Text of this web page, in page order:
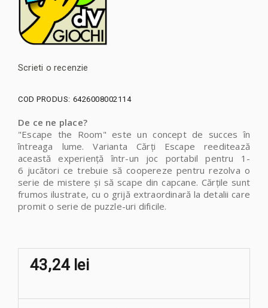
Scrieti o recenzie
COD PRODUS: 6426008002114
De ce ne place?
"Escape the Room" este un concept de succes în
întreaga lume. Varianta Cărți Escape reeditează
această experiență într-un joc portabil pentru 1-
6 jucători ce trebuie să coopereze pentru rezolva o
serie de mistere și să scape din capcane. Cărțile sunt
frumos ilustrate, cu o grijă extraordinară la detalii care
promit o serie de puzzle-uri dificile.
43,24 lei